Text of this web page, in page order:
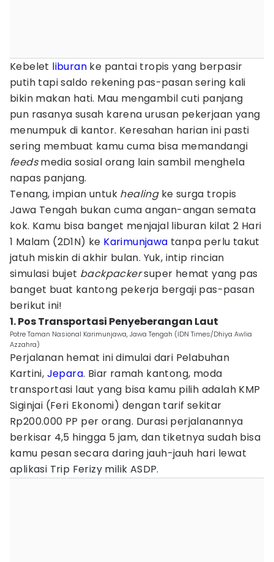
Kebelet liburan ke pantai tropis yang berpasir
putih tapi saldo rekening pas-pasan sering kali
bikin makan hati. Mau mengambil cuti panjang
pun rasanya susah karena urusan pekerjaan yang
menumpuk di kantor. Keresahan harian ini pasti
sering membuat kamu cuma bisa memandangi
feedsmedia sosial orang lain sambil menghela
napas panjang.
Tenang, impian untuk healingke surga tropis
Jawa Tengah bukan cuma angan-angan semata
kok. Kamu bisa banget menjajal liburan kilat 2 Hari
1 Malam (2D1N) ke Karimunjawa tanpa perlu takut
jatuh miskin di akhir bulan. Yuk, intip rincian
simulasi bujet backpackersuper hemat yang pas
banget buat kantong pekerja bergaji pas-pasan
berikut ini!
1. Pos Transportasi Penyeberangan Laut
Potre Taman Nasional Karimunjawa, Jawa Tengah (IDN Times/Dhiya Awlia
Azzahra)
Perjalanan hemat ini dimulai dari Pelabuhan
Kartini, Jepara. Biar ramah kantong, moda
transportasi laut yang bisa kamu pilih adalah KMP
Siginjai (Feri Ekonomi) dengan tarif sekitar
Rp200.000 PP per orang. Durasi perjalanannya
berkisar 4,5 hingga 5 jam, dan tiketnya sudah bisa
kamu pesan secara daring jauh-jauh hari lewat
aplikasi Trip Ferizy milik ASDP.